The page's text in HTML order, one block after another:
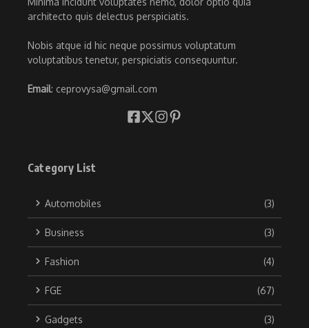
architecto quis delectus perspiciatis.
Nobis atque id hic neque possimus voluptatum
voluptatibus tenetur, perspiciatis consequuntur.
Email: ceprovysa@gmail.com
Category List
Automobiles (3)
Business (3)
Fashion (4)
FGE (67)
Gadgets (3)